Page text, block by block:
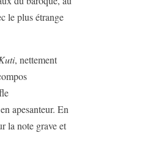
le plus étrange
, nettement
apesanteur. En
la note grave et